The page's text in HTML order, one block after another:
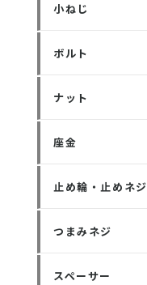
小ねじ
ボルト
ナット
座金
止め輪・止めネジ
つまみネジ
スペーサー